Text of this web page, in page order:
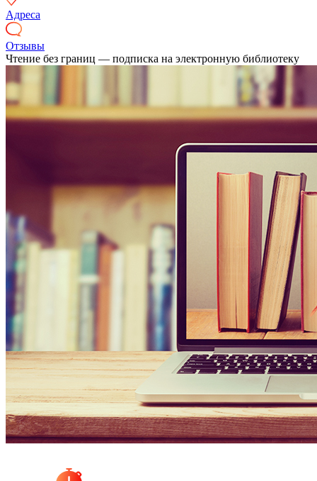
Адреса
Отзывы
Чтение без границ — подписка на электронную библиотеку